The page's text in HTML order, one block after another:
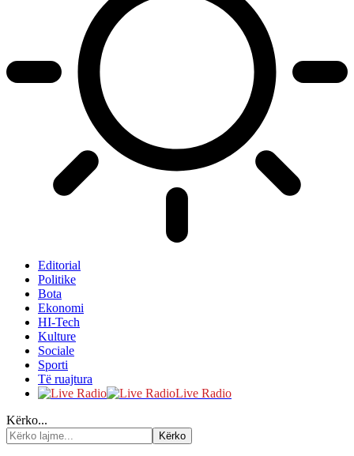
Editorial
Politike
Bota
Ekonomi
HI-Tech
Kulture
Sociale
Sporti
Të ruajtura
Live Radio
Kërko...